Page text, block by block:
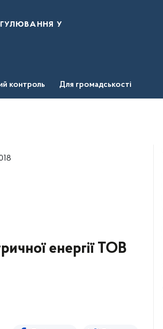
у
контроль Для громадськості
енергії ТОВ